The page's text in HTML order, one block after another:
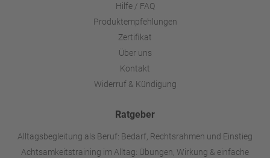
Hilfe / FAQ
Produktempfehlungen
Zertifikat
Über uns
Kontakt
Widerruf & Kündigung
Ratgeber
Alltagsbegleitung als Beruf: Bedarf, Rechtsrahmen und Einstieg
Achtsamkeitstraining im Alltag: Übungen, Wirkung & einfache